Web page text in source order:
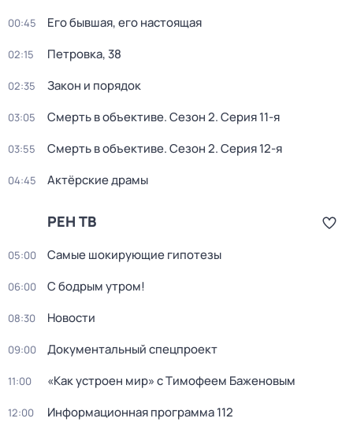
00:45 Его бывшая, его настоящая
02:15 Петровка, 38
02:35 Закон и порядок
03:05 Смерть в объективе. Сезон 2. Серия 11-я
03:55 Смерть в объективе. Сезон 2. Серия 12-я
04:45 Актёрские драмы
РЕН ТВ
05:00 Самые шoкиpующие гипотезы
06:00 С бодрым утром!
08:30 Новости
09:00 Документальный спецпроект
11:00 «Как устроен мир» с Тимофеем Баженовым
12:00 Информационная программа 112